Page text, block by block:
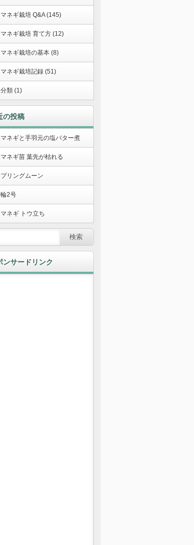
ネギ栽培 Q&A (145)
ネギ栽培 育て方 (12)
ネギ栽培の基本 (8)
ネギ栽培記録 (51)
類 (1)
の投稿
ネギと手羽元の塩バター煮
ネギ苗 葉先が枯れる
リングムーン
輪2号
ネギ トウ立ち
ンサードリンク